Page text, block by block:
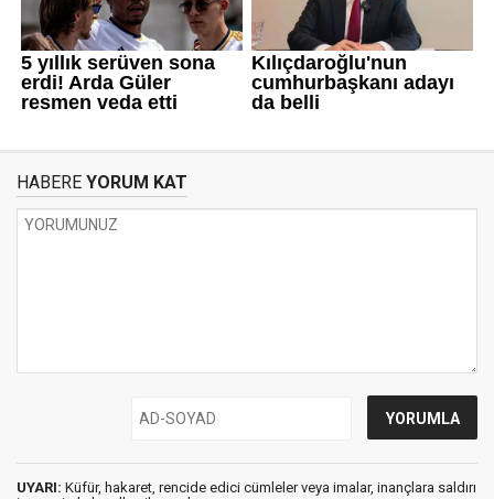
HABERE YORUM KAT
UYARI: Küfür, hakaret, rencide edici cümleler veya imalar, inançlara saldırı